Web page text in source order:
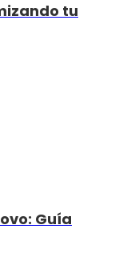
tu
Guía